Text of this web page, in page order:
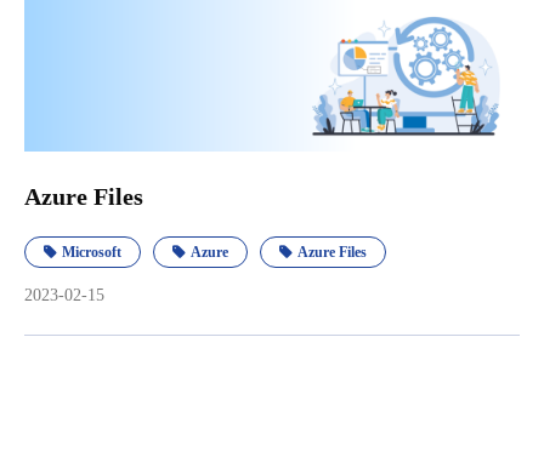
Azure Files
Microsoft Azure Azure Files
2023-02-15